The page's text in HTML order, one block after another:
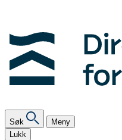
Søk
Meny
Lukk